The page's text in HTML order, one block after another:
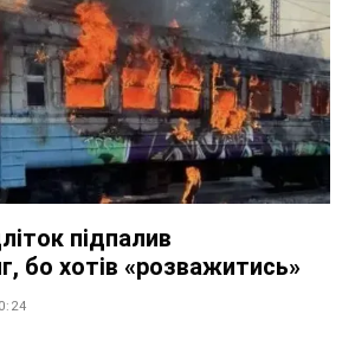
підпалив
бо хотів «розважитись»